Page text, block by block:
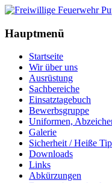
Hauptmenü
Startseite
Wir über uns
Ausrüstung
Sachbereiche
Einsatztagebuch
Bewerbsgruppe
Uniformen,
Galerie
Sicherheit / Heiße
Downloads
Links
Abkürzungen